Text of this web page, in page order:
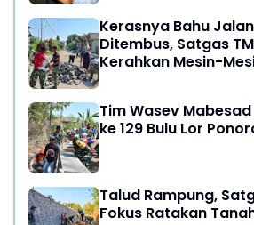
Kerasnya Bahu
Ditembus, Satgas
Kerahkan Mesin-
Tim Wasev Mabesad
ke 129 Bulu Lor
Talud Rampung,
Fokus Ratakan